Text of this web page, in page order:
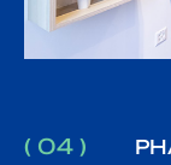
( 04 )